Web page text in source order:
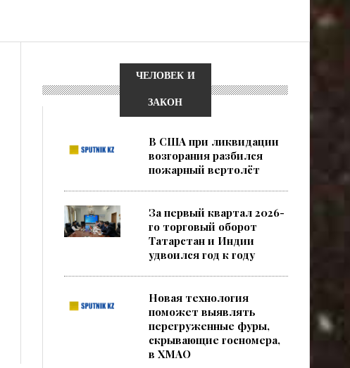
ЧЕЛОВЕК И
ЗАКОН
В США при ликвидации
возгорания разбился
пожарный вертолёт
За первый квартал 2026-
го торговый оборот
Татарстан и Индии
удвоился год к году
Новая технология
поможет выявлять
перегруженные фуры,
скрывающие госномера,
в ХМАО